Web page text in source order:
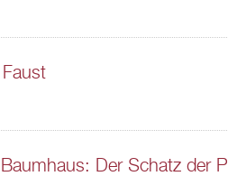
Der Schatz der